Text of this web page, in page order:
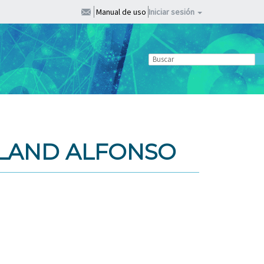
Manual de uso Iniciar sesión
ALFONSO